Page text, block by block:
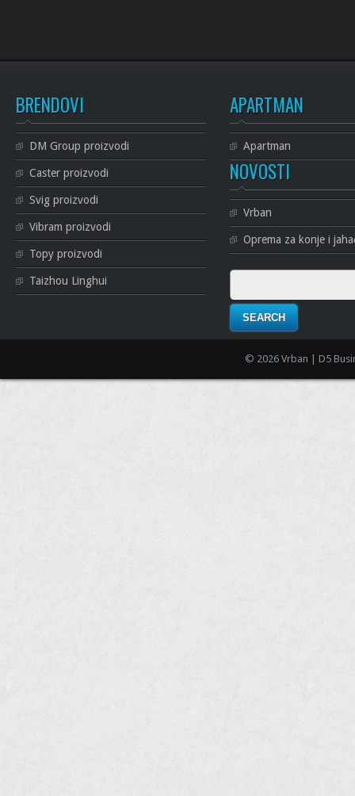
BRENDOVI
DM Group proizvodi
Caster proizvodi
Svig proizvodi
Vibram proizvodi
Topy proizvodi
Taizhou Linghui
APARTMAN
Apartman
NOVOSTI
Vrban
Oprema za konje i
for:
© 2026 Vrban | D5